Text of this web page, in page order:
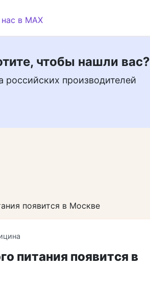
чтобы нашли вас?
производителей
в MAX
появится в Москве
питания появится в